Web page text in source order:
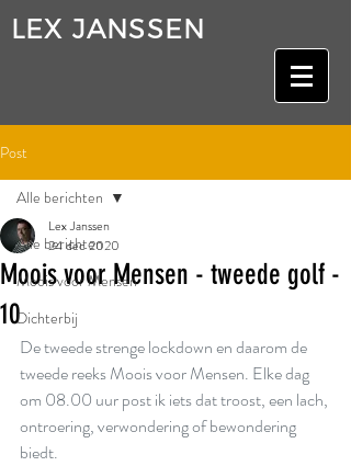
LEX JANSSEN
Post
Alle berichten
Moois voor Mensen
Dichterbij
Alle berichten
Moois voor Mensen - tweede golf -
10
Lex Janssen
24 dec 2020
De tweede strenge lockdown en daarom de
tweede reeks Moois voor Mensen. Elke dag
om 08.00 uur post ik iets dat troost, een lach,
ontroering, verwondering of bewondering
biedt.